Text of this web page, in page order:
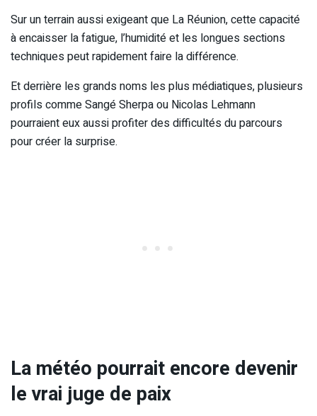
Sur un terrain aussi exigeant que La Réunion, cette capacité
à encaisser la fatigue, l’humidité et les longues sections
techniques peut rapidement faire la différence.
Et derrière les grands noms les plus médiatiques, plusieurs
profils comme Sangé Sherpa ou Nicolas Lehmann
pourraient eux aussi profiter des difficultés du parcours
pour créer la surprise.
La météo pourrait encore devenir
le vrai juge de paix